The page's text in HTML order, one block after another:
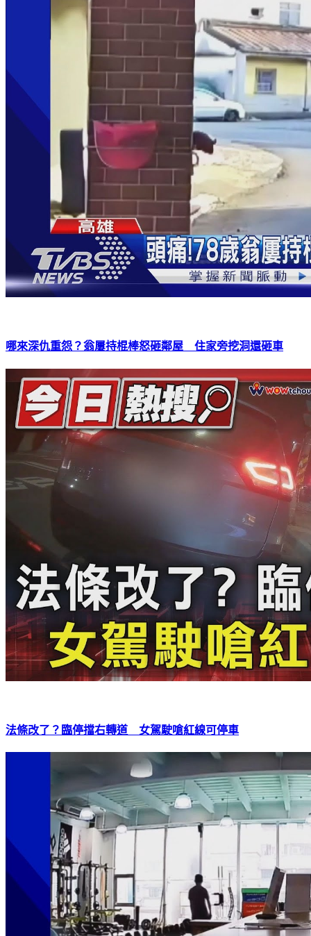
哪來深仇重怨？翁屢持棍棒怒砸鄰屋 住家旁挖洞還砸車
法條改了？臨停擋右轉道 女駕駛嗆紅線可停車